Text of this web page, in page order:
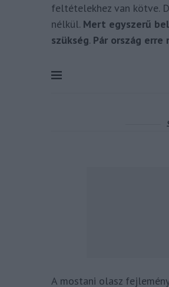
feltételekhez van kötve.
nélkül. Mert egyszerű
szükség. Pár ország
A mostani olasz